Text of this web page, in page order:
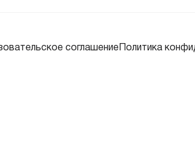
соглашение Политика